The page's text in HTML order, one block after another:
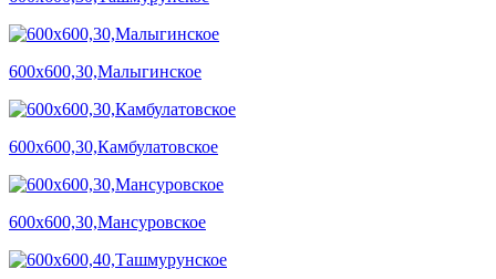
600х600,30,Малыгинское
600х600,30,Камбулатовское
600х600,30,Мансуровское